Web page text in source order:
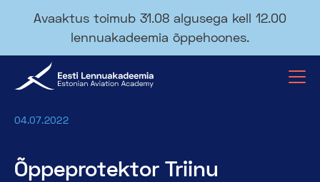
Avaaktus toimub 31.08 algusega kell 12.00
lennuakadeemia õppehoones.
04.07.2022
Õppeprotektor Triinu